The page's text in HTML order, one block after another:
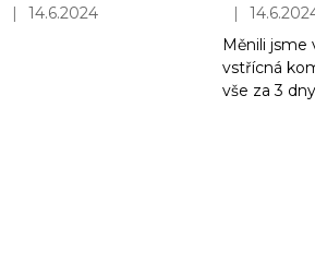
Hodnocení obchodu je 5 z 5 hvězdiček.
| 14.6.2024 |
Měnili jsme
vstřícná
vše za 3